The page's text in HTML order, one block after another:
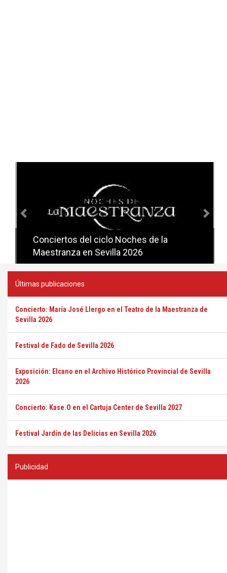
Conciertos del ciclo Noches de la
Maestranza en Sevilla 2026
Conciertos del ciclo Candlelight en
Sevilla
Últimas publicaciones
Concierto: María José Llergo en el Teatro de la Maestranza de
Sevilla 2026
Festival de Fado de Sevilla 2026
Exposición: Elcano en el Archivo Histórico Provincial de Sevilla
2026
Concierto: Kase.O en el Cartuja Center de Sevilla 2027
Festival Jardín de las Delicias en Sevilla 2026
Publicidad